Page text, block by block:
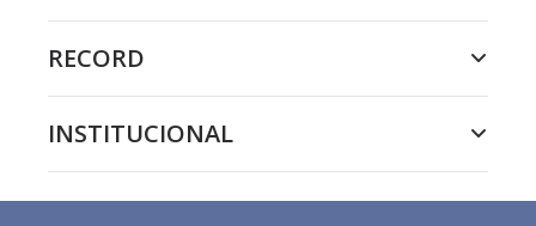
RECORD
INSTITUCIONAL